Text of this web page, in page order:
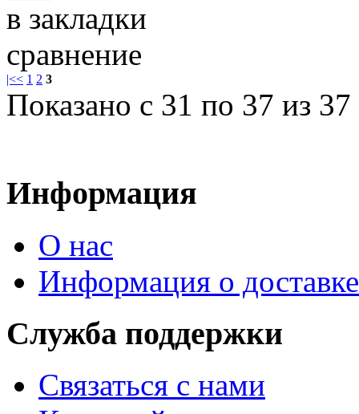
в закладки
сравнение
|<< 1 2 3
Показано с 31 по 37 из
Информация
О нас
Информация о доставке
Служба поддержки
Связаться с нами